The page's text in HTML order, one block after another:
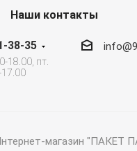
Наши контакты
38-35
18.00, пт.
магазин "ПАКЕТ